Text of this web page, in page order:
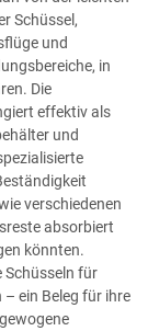
Schüssel,
und
in
Die
effektiv als
und
verschiedenen
absorbiert
könnten.
Schüsseln für
ein Beleg für ihre